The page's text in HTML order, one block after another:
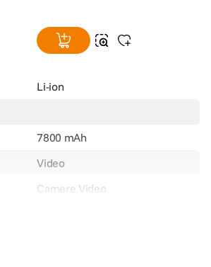
Li-ion
7800 mAh
Video
Camere Video